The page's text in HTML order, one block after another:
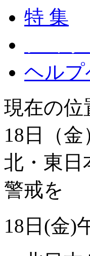
特 集
ヘルプ
現在の位
18日（
北・東
警戒を
18日(金)